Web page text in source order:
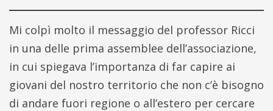
Mi colpì molto il messaggio del professor Ricci
in una delle prima assemblee dell’associazione,
in cui spiegava l’importanza di far capire ai
giovani del nostro territorio che non c’è bisogno
di andare fuori regione o all’estero per cercare